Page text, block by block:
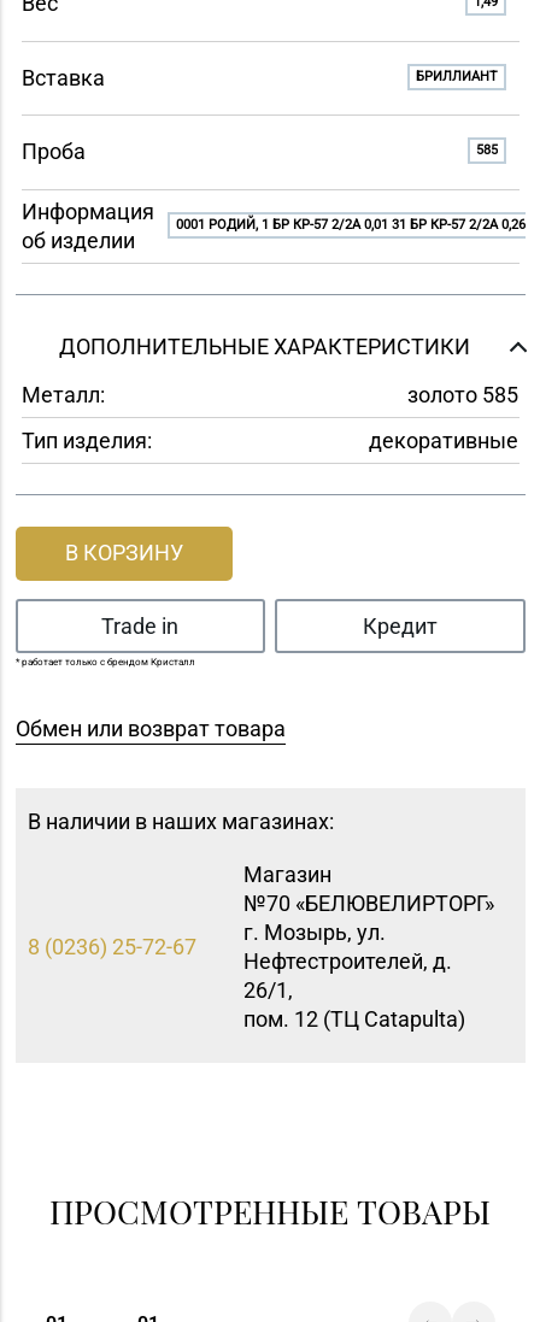
Вставка БРИЛЛИАНТ
Проба 585
Информация
об изделии
0001 РОДИЙ, 1 БР КР-57 2/2A 0,01 31 БР КР-57 2/2A 0,26
ДОПОЛНИТЕЛЬНЫЕ ХАРАКТЕРИСТИКИ
Металл:
золото 585
Тип изделия:
декоративные
В КОРЗИНУ
Trade in Кредит
* работает только с брендом Кристалл
Обмен или возврат товара
В наличии в наших магазинах:
8 (0236) 25-72-67
Магазин
№70 «БЕЛЮВЕЛИРТОРГ»
г. Мозырь, ул.
Нефтестроителей, д.
26/1,
пом. 12 (ТЦ Catapulta)
ПРОСМОТРЕННЫЕ ТОВАРЫ